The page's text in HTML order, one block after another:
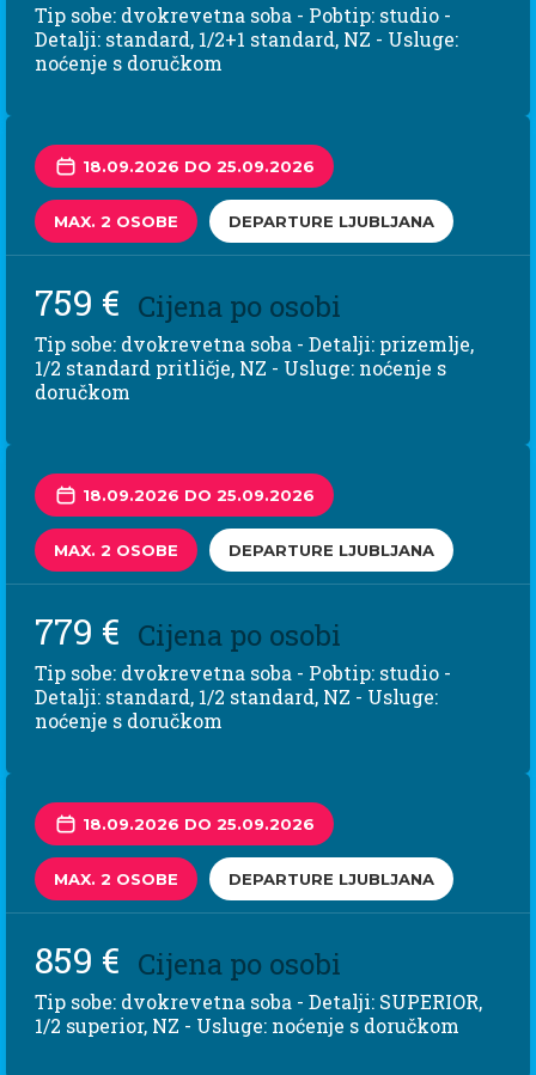
Tip sobe: dvokrevetna soba - Pobtip: studio -
Detalji: standard, 1/2+1 standard, NZ - Usluge:
noćenje s doručkom
18.09.2026 DO 25.09.2026
MAX. 2 OSOBE DEPARTURE LJUBLJANA
759 € Cijena po osobi
Tip sobe: dvokrevetna soba - Detalji: prizemlje,
1/2 standard pritličje, NZ - Usluge: noćenje s
doručkom
18.09.2026 DO 25.09.2026
MAX. 2 OSOBE DEPARTURE LJUBLJANA
779 € Cijena po osobi
Tip sobe: dvokrevetna soba - Pobtip: studio -
Detalji: standard, 1/2 standard, NZ - Usluge:
noćenje s doručkom
18.09.2026 DO 25.09.2026
MAX. 2 OSOBE DEPARTURE LJUBLJANA
859 € Cijena po osobi
Tip sobe: dvokrevetna soba - Detalji: SUPERIOR,
1/2 superior, NZ - Usluge: noćenje s doručkom